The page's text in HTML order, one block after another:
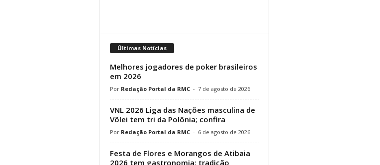
Últimas Notícias
Melhores jogadores de poker brasileiros
em 2026
Redação Portal da RMC - 7 de agosto de 2026
VNL 2026 Liga das Nações masculina de
Vôlei tem tri da Polônia; confira
Redação Portal da RMC - 6 de agosto de 2026
Festa de Flores e Morangos de Atibaia
2026 tem gastronomia; tradição